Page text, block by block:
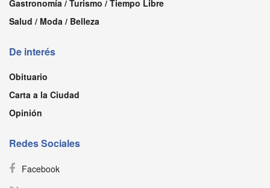
Gastronomía / Turismo / Tiempo Libre
Salud / Moda / Belleza
De interés
Obituario
Carta a la Ciudad
Opinión
Redes Sociales
Facebook